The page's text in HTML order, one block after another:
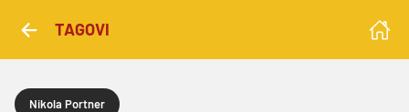
TAGOVI
Nikola Portner